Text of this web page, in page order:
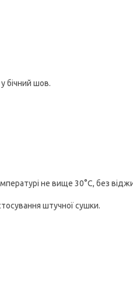
бічний шов.
не вище 30°С, без
штучної сушки.